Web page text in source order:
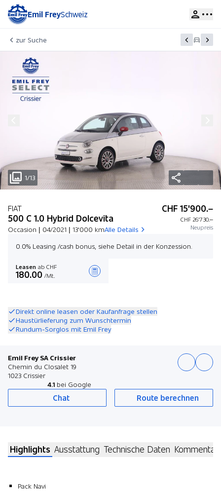
Emil FreySchweiz
zur Suche
1/13
FIAT
500 C 1.0 Hybrid Dolcevita
Occasion | 04/2021 | 13'000 kmAlle Details
CHF 15'900.–
CHF 26'730.–
Neupreis
0.0% Leasing /cash bonus, siehe Detail in der Konzession.
Leasen ab CHF
180.00 /Mt.
Direkt online leasen oder Kaufanfrage stellen
Haustürlieferung zum Wunschtermin
Rundum-Sorglos mit Emil Frey
Emil Frey SA Crissier
Chemin du Closalet 19
1023 Crissier
4.1 bei Google
Chat Route berechnen
Highlights Ausstattung Technische Daten Kommentar
Pack Navi